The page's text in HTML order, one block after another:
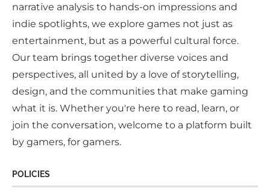
narrative analysis to hands-on impressions and
indie spotlights, we explore games not just as
entertainment, but as a powerful cultural force.
Our team brings together diverse voices and
perspectives, all united by a love of storytelling,
design, and the communities that make gaming
what it is. Whether you're here to read, learn, or
join the conversation, welcome to a platform built
by gamers, for gamers.
POLICIES